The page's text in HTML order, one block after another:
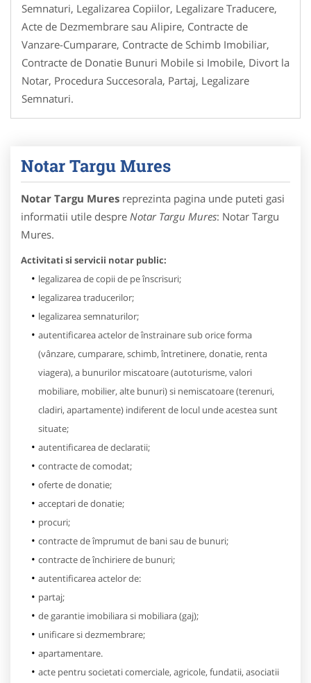
Semnaturi, Legalizarea Copiilor, Legalizare Traducere,
Acte de Dezmembrare sau Alipire, Contracte de
Vanzare-Cumparare, Contracte de Schimb Imobiliar,
Contracte de Donatie Bunuri Mobile si Imobile, Divort la
Notar, Procedura Succesorala, Partaj, Legalizare
Semnaturi.
Notar Targu Mures
Notar Targu Mures reprezinta pagina unde puteti gasi
informatii utile despre Notar Targu Mures: Notar Targu
Mures.
Activitati si servicii notar public:
legalizarea de copii de pe înscrisuri;
legalizarea traducerilor;
legalizarea semnaturilor;
autentificarea actelor de înstrainare sub orice forma
(vânzare, cumparare, schimb, întretinere, donatie, renta
viagera), a bunurilor miscatoare (autoturisme, valori
mobiliare, mobilier, alte bunuri) si nemiscatoare (terenuri,
cladiri, apartamente) indiferent de locul unde acestea sunt
situate;
autentificarea de declaratii;
contracte de comodat;
oferte de donatie;
acceptari de donatie;
procuri;
contracte de împrumut de bani sau de bunuri;
contracte de închiriere de bunuri;
autentificarea actelor de:
partaj;
de garantie imobiliara si mobiliara (gaj);
unificare si dezmembrare;
apartamentare.
acte pentru societati comerciale, agricole, fundatii, asociatii